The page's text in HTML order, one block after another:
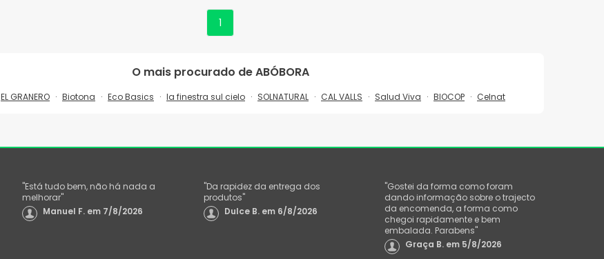
1
O mais procurado deABÓBORA
EL GRANERO Biotona Eco Basics la finestra sul cielo SOLNATURAL CAL VALLS Salud Viva BIOCOP Celnat
"Está tudo bem, não há nada a
melhorar"
Manuel F. em 7/8/2026
"Da rapidez da entrega dos
produtos"
Dulce B. em 6/8/2026
"Gostei da forma como foram
dando informação sobre o trajecto
da encomenda, a forma como
chegoi rapidamente e bem
embalada. Parabens"
Graça B. em 5/8/2026